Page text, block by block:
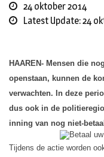
24 oktober 2014
Latest Update: 24
HAAREN- Mensen die
openstaan, kunnen de
verwachten. In deze
dus ook in de
inning van nog niet-
Tijdens de actie worden